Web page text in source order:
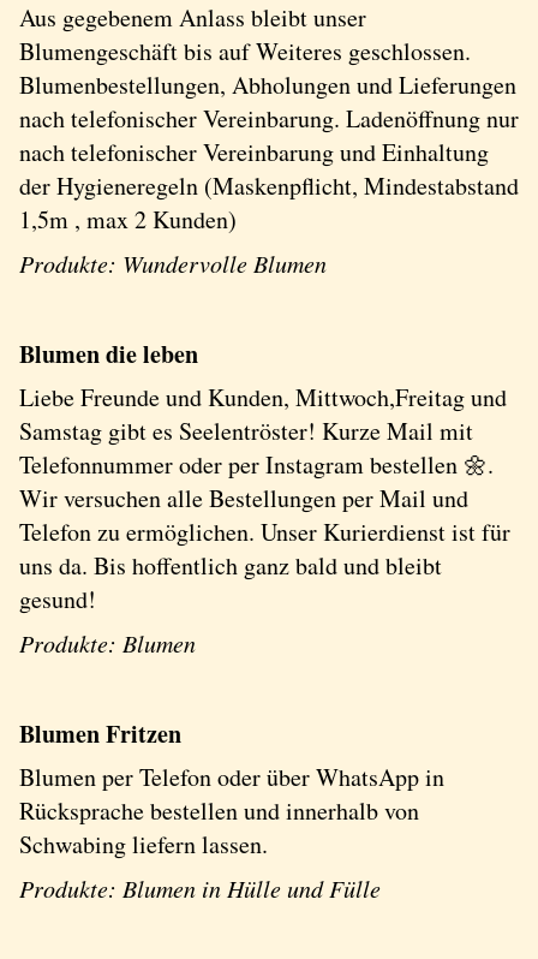
Aus gegebenem Anlass bleibt unser
Blumengeschäft bis auf Weiteres geschlossen.
Blumenbestellungen, Abholungen und Lieferungen
nach telefonischer Vereinbarung. Ladenöffnung nur
nach telefonischer Vereinbarung und Einhaltung
der Hygieneregeln (Maskenpflicht, Mindestabstand
1,5m , max 2 Kunden)
Produkte: Wundervolle Blumen
Blumen die leben
Liebe Freunde und Kunden, Mittwoch,Freitag und
Samstag gibt es Seelentröster! Kurze Mail mit
Telefonnummer oder per Instagram bestellen 🌼.
Wir versuchen alle Bestellungen per Mail und
Telefon zu ermöglichen. Unser Kurierdienst ist für
uns da. Bis hoffentlich ganz bald und bleibt
gesund!
Produkte: Blumen
Blumen Fritzen
Blumen per Telefon oder über WhatsApp in
Rücksprache bestellen und innerhalb von
Schwabing liefern lassen.
Produkte: Blumen in Hülle und Fülle